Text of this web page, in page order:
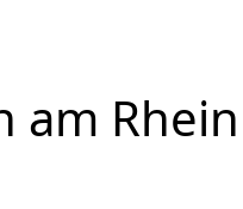
am Rhein